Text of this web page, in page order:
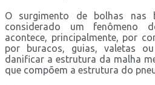
O surgimento de bolhas nas
considerado um fenômeno
acontece, principalmente, por
por buracos, guias, valetas
danificar a estrutura da malha
que compõem a estrutura do